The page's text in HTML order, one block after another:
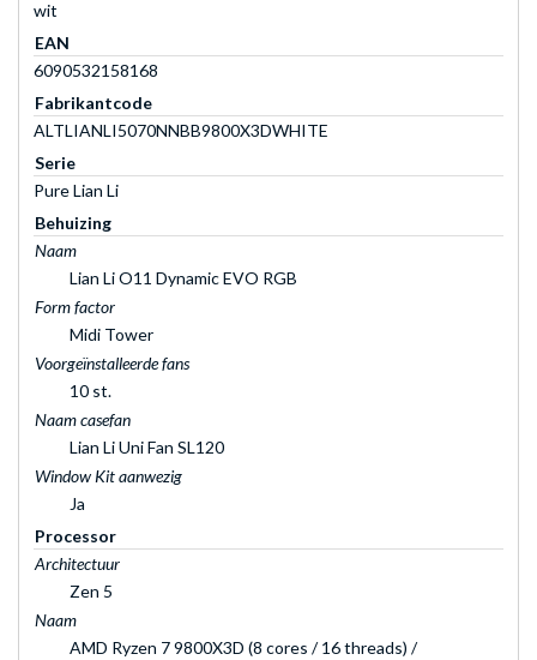
wit
EAN
6090532158168
Fabrikantcode
ALTLIANLI5070NNBB9800X3DWHITE
Serie
Pure Lian Li
Behuizing
Naam
Lian Li O11 Dynamic EVO RGB
Form factor
Midi Tower
Voorgeïnstalleerde fans
10 st.
Naam casefan
Lian Li Uni Fan SL120
Window Kit aanwezig
Ja
Processor
Architectuur
Zen 5
Naam
AMD Ryzen 7 9800X3D (8 cores / 16 threads) /